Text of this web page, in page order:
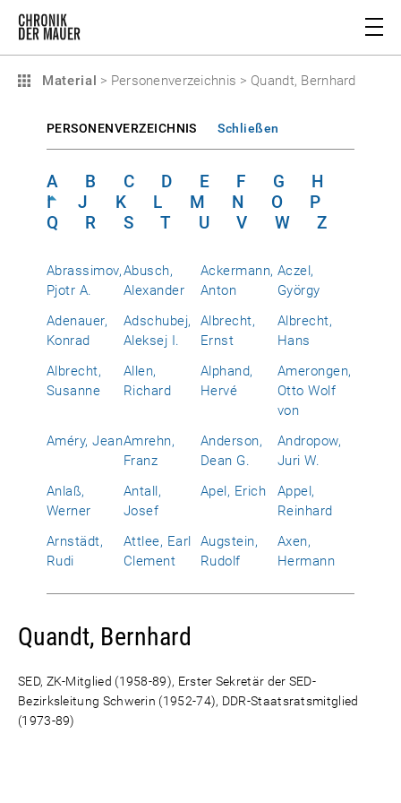
Material > Personenverzeichnis > Quandt, Bernhard
PERSONENVERZEICHNIS Schließen
A B C D E F G
H
I
J K L M N O
P
Q
R S T U V W Z
Abrassimov,
Pjotr A.
Abusch,
Alexander
Ackermann,
Anton
Aczel,
György
Adenauer,
Konrad
Adschubej,
Aleksej I.
Albrecht,
Ernst
Albrecht,
Hans
Albrecht,
Susanne
Allen,
Richard
Alphand,
Hervé
Amerongen,
Otto Wolf
von
Améry, JeanAmrehn,
Franz
Anderson,
Dean G.
Andropow,
Juri W.
Anlaß,
Werner
Antall,
Josef
Apel, Erich
Appel,
Reinhard
Arnstädt,
Rudi
Attlee, Earl
Clement
Augstein,
Rudolf
Axen,
Hermann
Quandt, Bernhard
SED, ZK-Mitglied (1958-89), Erster Sekretär der SED-
Bezirksleitung Schwerin (1952-74), DDR-Staatsratsmitglied
(1973-89)